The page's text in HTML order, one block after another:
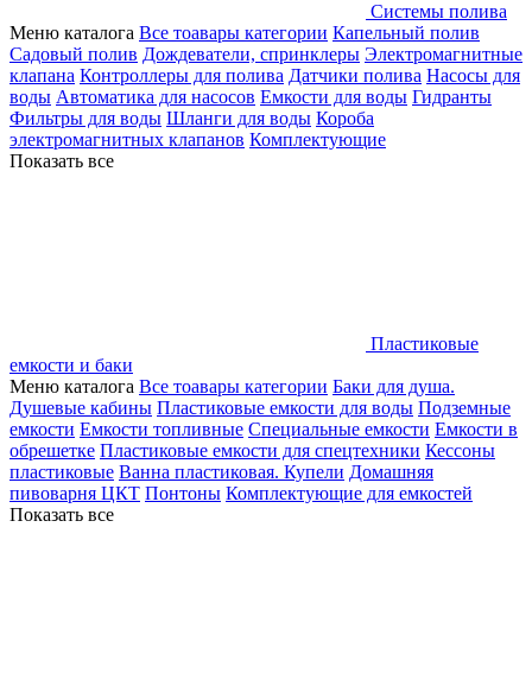
Системы полива
Меню каталога Все тоавары категории Капельный полив
Садовый полив Дождеватели, спринклеры Электромагнитные
клапана Контроллеры для полива Датчики полива Насосы для
воды Автоматика для насосов Емкости для воды Гидранты
Фильтры для воды Шланги для воды Короба
электромагнитных клапанов Комплектующие
Показать все
Пластиковые
емкости и баки
Меню каталога Все тоавары категории Баки для душа.
Душевые кабины Пластиковые емкости для воды Подземные
емкости Емкости топливные Специальные емкости Емкости в
обрешетке Пластиковые емкости для спецтехники Кессоны
пластиковые Ванна пластиковая. Купели Домашняя
пивоварня ЦКТ Понтоны Комплектующие для емкостей
Показать все